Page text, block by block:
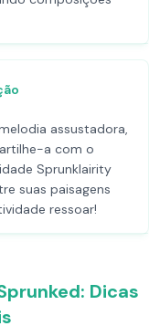
assustadora,
a com o
Sprunklairity
suas paisagens
ressoar!
Dicas